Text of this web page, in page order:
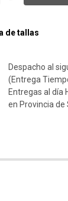
de tallas
Despacho al
(Entrega
Entregas al día
en Provincia de